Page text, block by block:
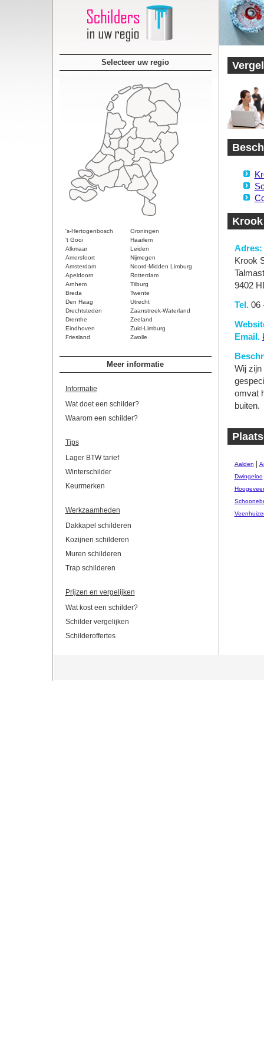
Selecteer uw regio
's-Hertogenbosch
Groningen
't Gooi
Haarlem
Alkmaar
Leiden
Amersfoort
Nijmegen
Amsterdam
Noord-Midden Limburg
Apeldoorn
Rotterdam
Arnhem
Tilburg
Breda
Twente
Den Haag
Utrecht
Drechtsteden
Zaanstreek-Waterland
Drenthe
Zeeland
Eindhoven
Zuid-Limburg
Friesland
Zwolle
Meer informatie
Informatie
Wat doet een schilder?
Waarom een schilder?
Tips
Lager BTW tarief
Winterschilder
Keurmerken
Werkzaamheden
Dakkapel schilderen
Kozijnen schilderen
Muren schilderen
Trap schilderen
Prijzen en vergelijken
Wat kost een schilder?
Schilder vergelijken
Schilderoffertes
Adres:
Krook
9402
Tel.06
Email.
Wij zijn
omvat
buiten.
Aalden
Dwingeloo